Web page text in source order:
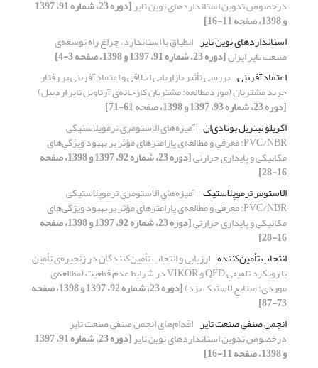
درخصوص تدوین استانداردهای نوین تایر [دوره 23، شماره 91، 1397
و 1398، صفحه 11-16]
استانداردهای نوین تایر انطباق با استاندارد، چراغ راه توسعه‌ی
صنعت تایر ایران[دوره 23، شماره 91، 1397 و 1398، صفحه 3-4]
اعتمادآفرینی بررسی تأثیر بازاریابی اخلاقی و اعتمادآفرینی بر رفتار
خرید مشتریان (موردمطالعه: مشتریان کارخانه‌ی آرتاویل تایر اردبیل)
[دوره 23، شماره 93، 1397 و 1398، صفحه 61-71]
اکریلو نیتریل بوتادی‌ان آمیزه‌های الاستومری ترموپلاستیکی
PVC/NBR: معرفی و مطالعه‌ی پارامترهای مؤثر بر بهبود ویژگی‌های
مکانیکی و پایداری حرارتی [دوره 23، شماره 92، 1397 و 1398، صفحه
16-28]
الاستومر ترموپلاستیک آمیزه‌های الاستومری ترموپلاستیکی
PVC/NBR: معرفی و مطالعه‌ی پارامترهای مؤثر بر بهبود ویژگی‌های
مکانیکی و پایداری حرارتی [دوره 23، شماره 92، 1397 و 1398، صفحه
16-28]
انتخاب تأمین‌کننده ارزیابی و انتخاب تأمین‌کنندگان در زنجیره‌ی تأمین
با رویکرد تلفیقی QFD و VIKOR در شرایط عدم قطعیت (مطالعه‌ی
موردی: صنایع لاستیک یزد) [دوره 23، شماره 92، 1397 و 1398، صفحه
73-87]
انجمن صنفی صنعت تایر اقدام‌های انجمن صنفی صنعت تایر
درخصوص تدوین استانداردهای نوین تایر [دوره 23، شماره 91، 1397
و 1398، صفحه 11-16]